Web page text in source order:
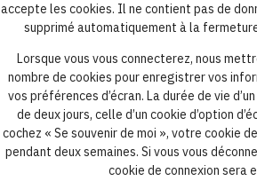
accepte les cookies. Il ne contient pas de
supprimé automatiquement à la
Lorsque vous vous connecterez, nous
nombre de cookies pour enregistrer vos
vos préférences d’écran. La durée de vie
de deux jours, celle d’un cookie d’option
cochez « Se souvenir de moi », votre cookie
pendant deux semaines. Si vous vous
cookie de connexion sera